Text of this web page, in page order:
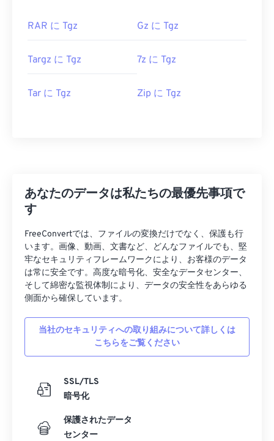
RAR に Tgz Gz に Tgz
Targz に Tgz 7z に Tgz
Tar に Tgz Zip に Tgz
あなたのデータは私たちの最優先事項で
す
FreeConvertでは、ファイルの変換だけでなく、保護も行
います。画像、動画、文書など、どんなファイルでも、堅
牢なセキュリティフレームワークにより、お客様のデータ
は常に安全です。高度な暗号化、安全なデータセンター、
そして綿密な監視体制により、データの安全性をあらゆる
側面から確保しています。
当社のセキュリティへの取り組みについて詳しくは
こちらをご覧ください
SSL/TLS
暗号化
保護されたデータ
センター